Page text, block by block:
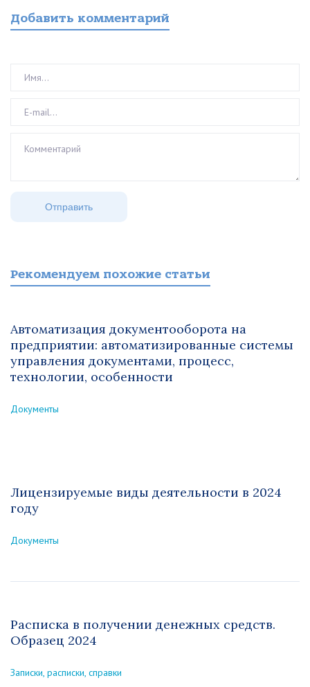
Добавить комментарий
Рекомендуем похожие статьи
Автоматизация документооборота на
предприятии: автоматизированные системы
управления документами, процесс,
технологии, особенности
Документы
Лицензируемые виды деятельности в 2024
году
Документы
Расписка в получении денежных средств.
Образец 2024
Записки, расписки, справки